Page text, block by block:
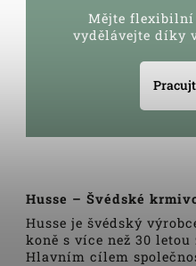
Mějte flexibilní
vydělávejte díky
Husse – Švédské
Husse je švédský
koně s více než 30
Hlavním cílem